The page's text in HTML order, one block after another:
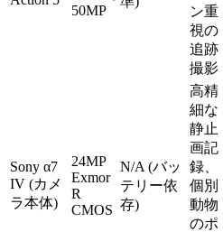
50MP
ン重
視の
追跡
撮影
Sony α7
IV (カメ
ラ本体)
24MP
Exmor
R
CMOS
N/A (バッ
テリー依
存)
高精
細な
静止
画記
録、
個別
動物
のポ